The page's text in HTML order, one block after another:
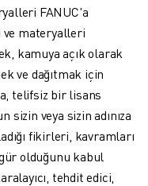
FANUC'a
materyalleri
kamuya açık olarak
ve dağıtmak için
telifsiz bir lisans
sizin veya sizin adınıza
fikirleri, kavramları
olduğunu kabul
tehdit edici,